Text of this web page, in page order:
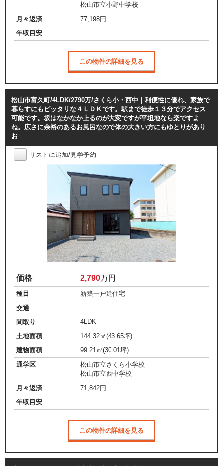
松山市立小野中学校
月々返済
77,198円
年収目安
——
この物件の詳細を見る
松山市富久町/4LDK/2790万/さくら小・西中｜利便性に優れ、家族で
暮らすにもピッタリな４ＬＤＫです。駅まで徒歩１３分でアクセス
可能です。坂はなかなか上るのが大変ですが平坦地なら楽ですよ
ね。広さに余裕のあるお風呂なので体の大きい方にもゆとりがあり
お
リストに追加/見学予約
価格 2,790万円
種目
新築一戸建住宅
交通
間取り
4LDK
土地面積
144.32㎡(43.65坪)
建物面積
99.21㎡(30.01坪)
通学区
松山市立さくら小学校
松山市立西中学校
月々返済
71,842円
年収目安
——
この物件の詳細を見る